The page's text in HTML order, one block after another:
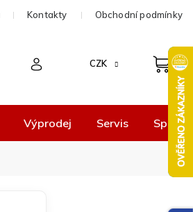
Kontakty Obchodní podmínky
CZK
Výprodej Servis